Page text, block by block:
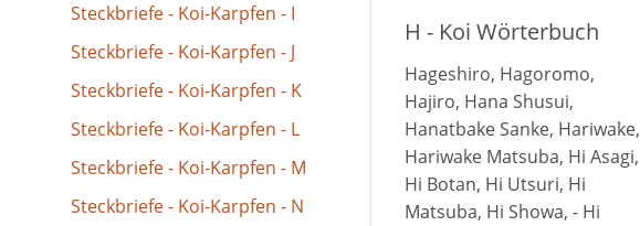
Steckbriefe - Koi-Karpfen - I
Steckbriefe - Koi-Karpfen - J
Steckbriefe - Koi-Karpfen - K
Steckbriefe - Koi-Karpfen - L
Steckbriefe - Koi-Karpfen - M
Steckbriefe - Koi-Karpfen - N
H - Koi Wörterbuch
Hageshiro, Hagoromo,
Hajiro, Hana Shusui,
Hanatbake Sanke, Hariwake,
Hariwake Matsuba, Hi Asagi,
Hi Botan, Hi Utsuri, Hi
Matsuba, Hi Showa, - Hi